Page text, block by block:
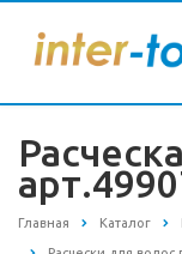
Главная Каталог